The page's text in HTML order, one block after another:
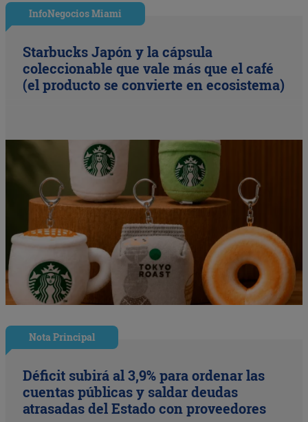
InfoNegocios Miami
Starbucks Japón y la cápsula
coleccionable que vale más que el café
(el producto se convierte en ecosistema)
Nota Principal
Déficit subirá al 3,9% para ordenar las
cuentas públicas y saldar deudas
atrasadas del Estado con proveedores